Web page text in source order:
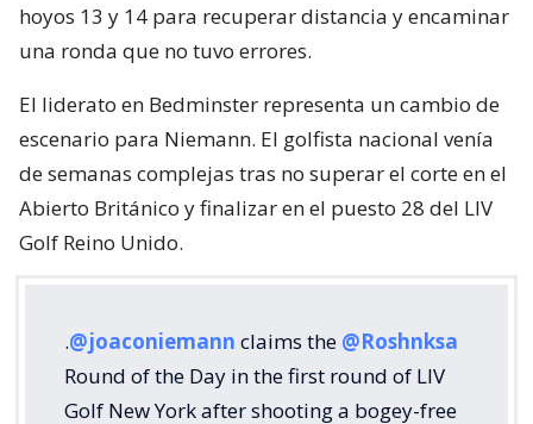
hoyos 13 y 14 para recuperar distancia y encaminar
una ronda que no tuvo errores.
El liderato en Bedminster representa un cambio de
escenario para Niemann. El golfista nacional venía
de semanas complejas tras no superar el corte en el
Abierto Británico y finalizar en el puesto 28 del LIV
Golf Reino Unido.
.@joaconiemann claims the @Roshnksa
Round of the Day in the first round of LIV
Golf New York after shooting a bogey-free